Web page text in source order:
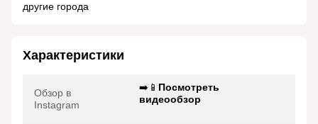
другие города
Характеристики
Обзор в
Instagram
➡️📱 Посмотреть
видеообзор